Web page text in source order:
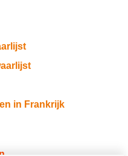
in Frankrijk